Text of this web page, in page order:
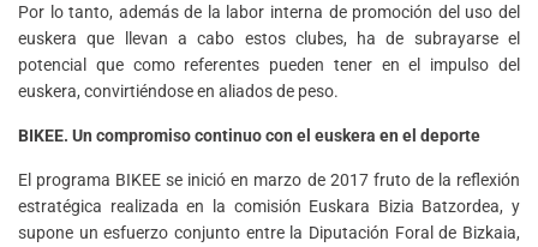
Por lo tanto, además de la labor interna de promoción del uso del
euskera que llevan a cabo estos clubes, ha de subrayarse el
potencial que como referentes pueden tener en el impulso del
euskera, convirtiéndose en aliados de peso.
BIKEE. Un compromiso continuo con el euskera en el deporte
El programa BIKEE se inició en marzo de 2017 fruto de la reflexión
estratégica realizada en la comisión Euskara Bizia Batzordea, y
supone un esfuerzo conjunto entre la Diputación Foral de Bizkaia,